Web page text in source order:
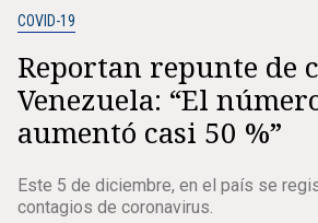
COVID-19
Reportan repunte de
Venezuela: “El
aumentó casi 50 %”
Este 5 de diciembre, en el país se
contagios de coronavirus.